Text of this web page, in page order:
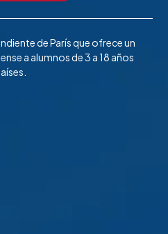
de París que ofrece un
a alumnos de 3 a 18 años